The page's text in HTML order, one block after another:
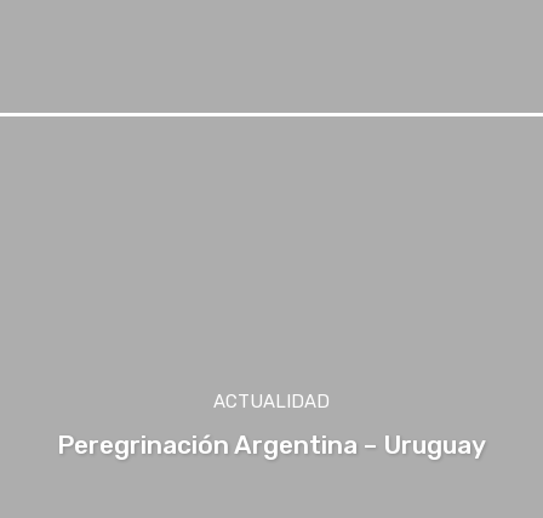
ACTUALIDAD
Peregrinación Argentina – Uruguay